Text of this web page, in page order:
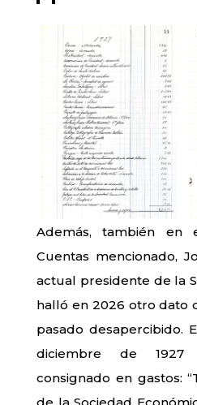
Además, también en
Cuentas mencionado,
actual presidente de la
halló en 2026 otro dato
pasado desapercibido.
diciembre de 1927
consignado en gastos: